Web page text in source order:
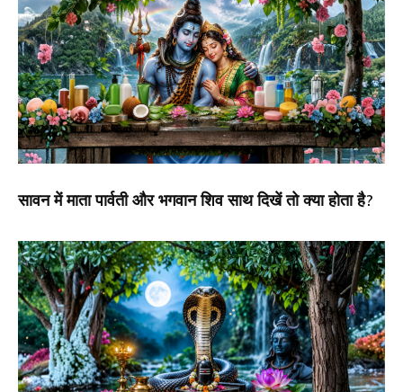
सावन में माता पार्वती और भगवान शिव साथ दिखें तो क्या होता है?